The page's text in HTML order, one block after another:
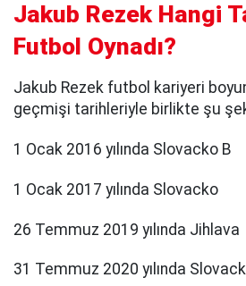
Jakub Rezek Hangi
Futbol Oynadı?
Jakub Rezek futbol kariyeri
geçmişi tarihleriyle birlikte şu
1 Ocak 2016 yılında Slovacko B
1 Ocak 2017 yılında Slovacko
26 Temmuz 2019 yılında Jihlava
31 Temmuz 2020 yılında